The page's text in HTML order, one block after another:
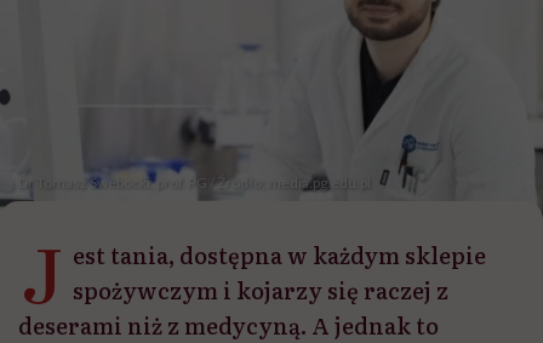
Dr Tomasz Swebocki, prof. PG / Źródło; media.pg.edu.pl
J est tania, dostępna w każdym sklepie
spożywczym i kojarzy się raczej z
deserami niż z medycyną. A jednak to